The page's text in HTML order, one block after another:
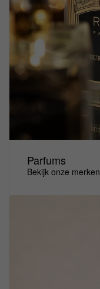
Parfums
Bekijk onze merken